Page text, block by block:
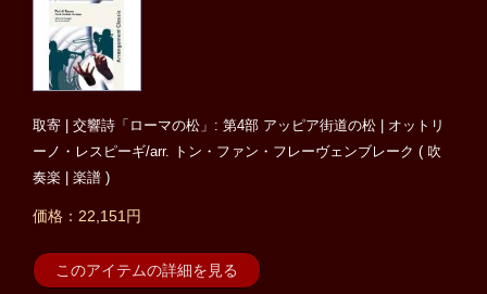
取寄 | 交響詩「ローマの松」: 第4部 アッピア街道の松 | オットリ
ーノ・レスピーギ/arr. トン・ファン・フレーヴェンブレーク ( 吹
奏楽 | 楽譜 )
価格：22,151円
このアイテムの詳細を見る